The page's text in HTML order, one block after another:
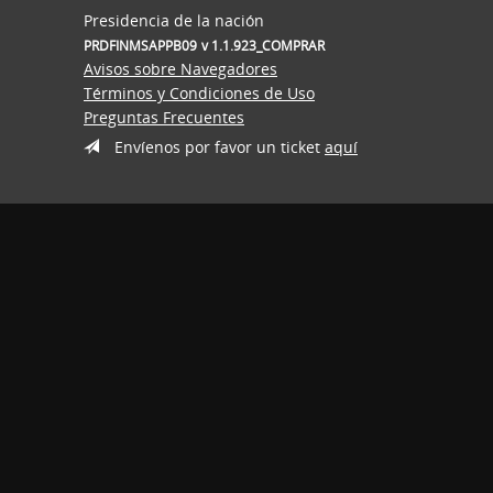
Presidencia de la nación
PRDFINMSAPPB09 v 1.1.923_COMPRAR
Avisos sobre Navegadores
Términos y Condiciones de Uso
Preguntas Frecuentes
Envíenos por favor un ticket aquí